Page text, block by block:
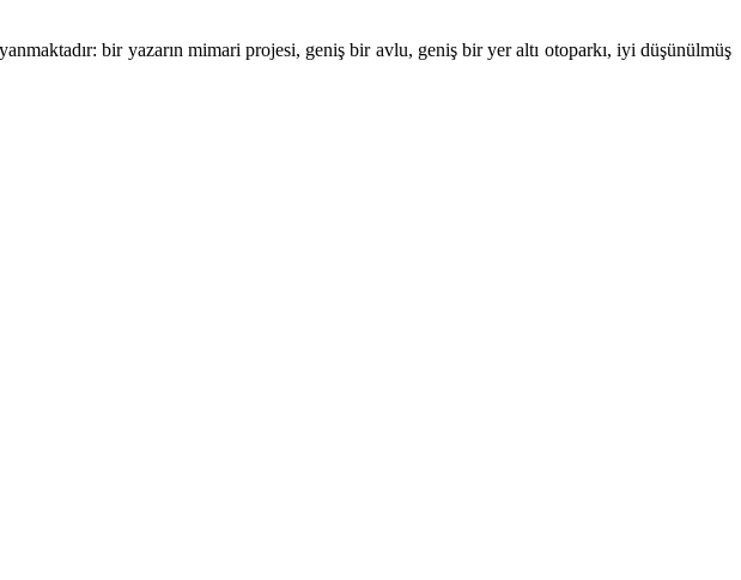
bir yazarın mimari projesi, geniş bir avlu, geniş bir yer altı otoparkı, iyi düşünülmüş